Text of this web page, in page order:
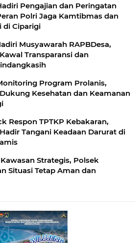
Pengajian dan Peringatan
Polri Jaga Kamtibmas dan
di Ciparigi
Musyawarah RAPBDesa,
Transparansi dan
Program Prolanis,
Kesehatan dan Keamanan
Respon TPTKP Kebakaran,
Tangani Keadaan Darurat di
Strategis, Polsek
Situasi Tetap Aman dan